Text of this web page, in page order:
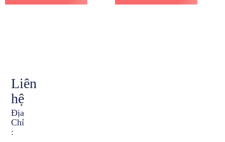
Liên
hệ
Địa
Chỉ
: